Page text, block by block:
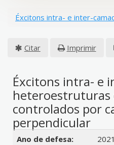
Éxcitons intra- e inter-
Citar Imprimir
Éxcitons intra- e
heteroestruturas
controlados por
perpendicular
Detalhes bibliográficos
Ano de defesa:
2021